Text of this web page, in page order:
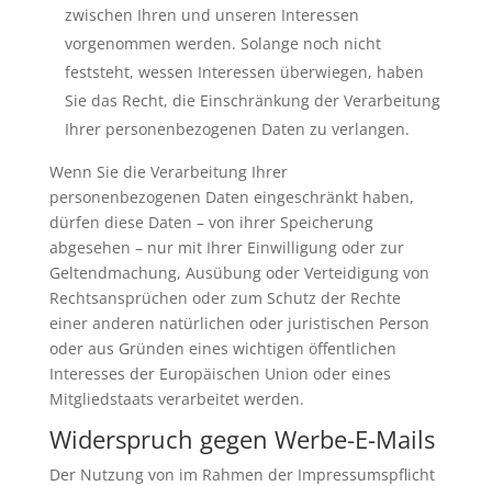
zwischen Ihren und unseren Interessen
vorgenommen werden. Solange noch nicht
feststeht, wessen Interessen überwiegen, haben
Sie das Recht, die Einschränkung der Verarbeitung
Ihrer personenbezogenen Daten zu verlangen.
Wenn Sie die Verarbeitung Ihrer
personenbezogenen Daten eingeschränkt haben,
dürfen diese Daten – von ihrer Speicherung
abgesehen – nur mit Ihrer Einwilligung oder zur
Geltendmachung, Ausübung oder Verteidigung von
Rechtsansprüchen oder zum Schutz der Rechte
einer anderen natürlichen oder juristischen Person
oder aus Gründen eines wichtigen öffentlichen
Interesses der Europäischen Union oder eines
Mitgliedstaats verarbeitet werden.
Widerspruch gegen Werbe-E-Mails
Der Nutzung von im Rahmen der Impressumspflicht